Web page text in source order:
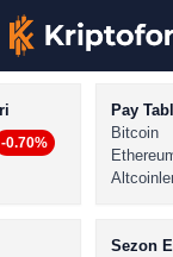
-0.70%
Pay
Bitcoin
Sezon